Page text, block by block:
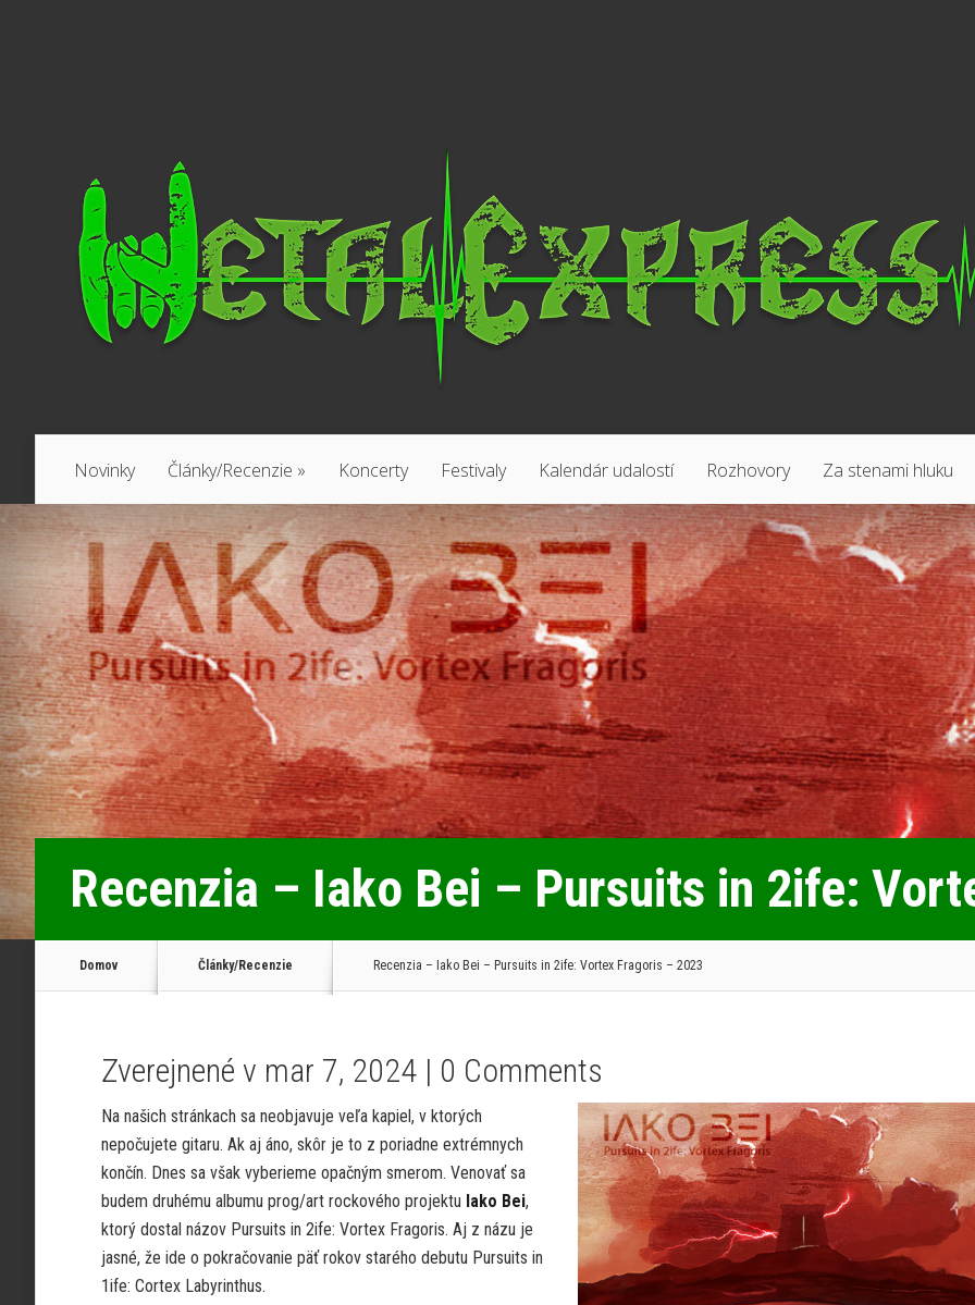
Novinky Články/Recenzie » Koncerty Festivaly Kalendár udalostí Rozhovory Za stenami hluku
Recenzia – Iako Bei – Pursuits in 2ife:
Domov Články/Recenzie Recenzia – Iako Bei – Pursuits in 2ife: Vortex Fragoris – 2023
Zverejnené v mar 7, 2024 | 0 Comments
Na našich stránkach sa neobjavuje veľa kapiel, v ktorých
nepočujete gitaru. Ak aj áno, skôr je to z poriadne extrémnych
končín. Dnes sa však vyberieme opačným smerom. Venovať sa
budem druhému albumu prog/art rockového projektu Iako Bei,
ktorý dostal názov Pursuits in 2ife: Vortex Fragoris. Aj z názu je
jasné, že ide o pokračovanie päť rokov starého debutu Pursuits in
1ife: Cortex Labyrinthus.